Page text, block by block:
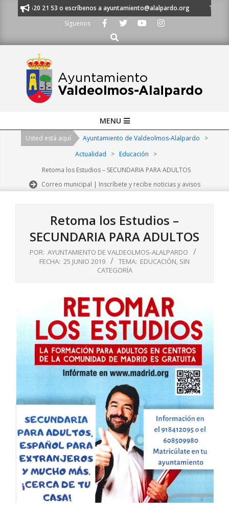
al 91 620 21 53 o escríbenos a ayuntamiento@alalpardo.org
TE
Síguenos
Buscar
Navigation
MENU
Usted está aquí Ayuntamiento de Valdeolmos-Alalpardo
>
Actualidad
> Educación
>
Retoma los Estudios – SECUNDARIA PARA ADULTOS
Correo municipal | Inscríbete y recibe noticias y avisos
Retoma los Estudios –
SECUNDARIA PARA ADULTOS
POR: AYUNTAMIENTO DE VALDEOLMOS-ALALPARDO
FECHA: 25 JUNIO 2019 TEMA: EDUCACIÓN, SIN
CATEGORÍA